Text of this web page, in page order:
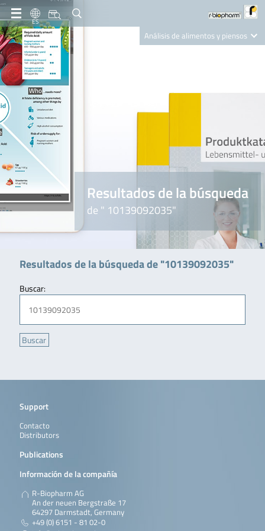
ES
Análisis de alimentos y piensos
Nutrition Care
Resultados de la búsqueda
de " 10139092035"
Resultados de la búsqueda de "10139092035"
Buscar:
Support
Contacto
Distributors
Publications
Información de la compañía
R-Biopharm AG
An der neuen Bergstraße 17
64297 Darmstadt, Germany
+49 (0) 6151 - 81 02-0